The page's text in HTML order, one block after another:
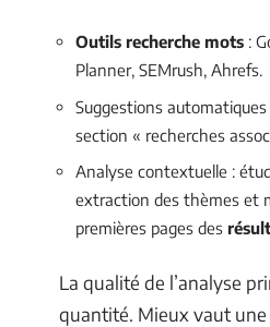
Outils recherche mots :
Planner, SEMrush, Ahrefs.
Suggestions
section « recherches
Analyse contextuelle :
extraction des thèmes et
premières pages des
La qualité de l’analyse
quantité. Mieux vaut une